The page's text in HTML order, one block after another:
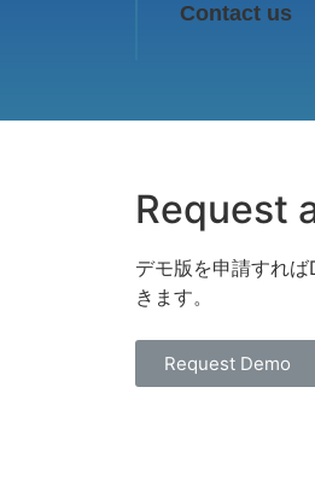
Contact us
Request
デモ版を申請すれ
きます。
Request Demo